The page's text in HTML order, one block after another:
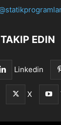
EDIN
Linkedin
X